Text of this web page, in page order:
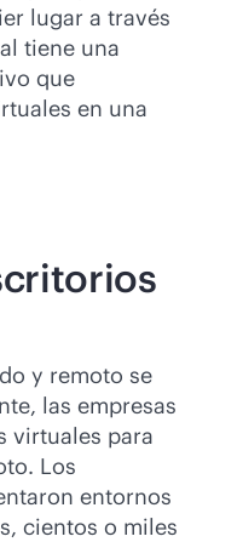
lugar a través
tiene una
que
en una
y remoto se
las empresas
virtuales para
Los
entornos
cientos o miles